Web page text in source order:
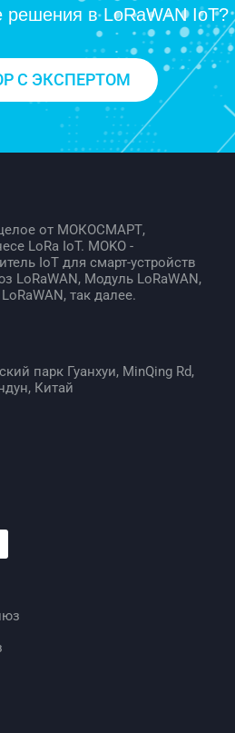
в LoRaWAN IoT?
С ЭКСПЕРТОМ
от МОКОСМАРТ,
LoRa IoT. MOKO -
IoT для смарт-устройств
LoRaWAN, Модуль LoRaWAN,
так далее.
парк Гуанхуи, MinQing Rd,
Китай